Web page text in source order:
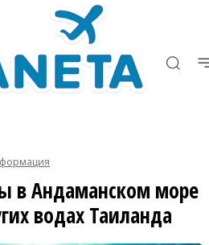
в Андаманском море
водах Таиланда